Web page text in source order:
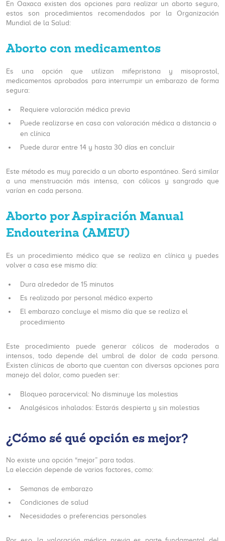
En Oaxaca existen dos opciones para realizar un aborto seguro,
estos son procedimientos recomendados por la Organización
Mundial de la Salud:
Aborto con medicamentos
Es una opción que utilizan mifepristona y misoprostol,
medicamentos aprobados para interrumpir un embarazo de forma
segura:
Requiere valoración médica previa
Puede realizarse en casa con valoración médica a distancia o
en clínica
Puede durar entre 14 y hasta 30 días en concluir
Este método es muy parecido a un aborto espontáneo. Será similar
a una menstruación más intensa, con cólicos y sangrado que
varían en cada persona.
Aborto por Aspiración Manual
Endouterina (AMEU)
Es un procedimiento médico que se realiza en clínica y puedes
volver a casa ese mismo día:
Dura alrededor de 15 minutos
Es realizado por personal médico experto
El embarazo concluye el mismo día que se realiza el
procedimiento
Este procedimiento puede generar cólicos de moderados a
intensos, todo depende del umbral de dolor de cada persona.
Existen clínicas de aborto que cuentan con diversas opciones para
manejo del dolor, como pueden ser:
Bloqueo paracervical: No disminuye las molestias
Analgésicos inhalados: Estarás despierta y sin molestias
¿Cómo sé qué opción es mejor?
No existe una opción “mejor” para todas.
La elección depende de varios factores, como:
Semanas de embarazo
Condiciones de salud
Necesidades o preferencias personales